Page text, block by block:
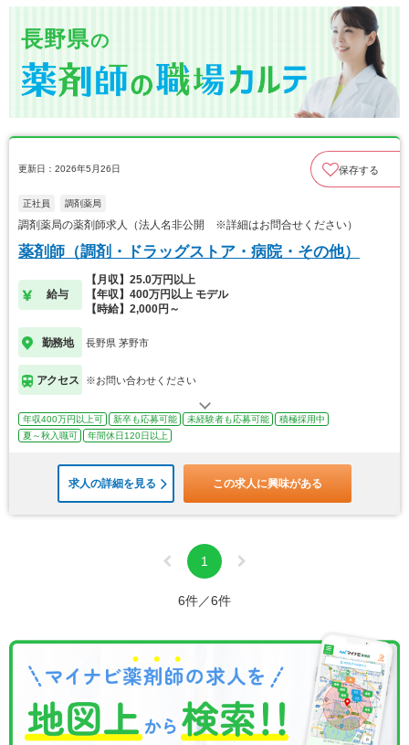
長野県の
更新日：2026年5月26日 保存する
正社員 調剤薬局
調剤薬局の薬剤師求人（法人名非公開 ※詳細はお問合せください）
薬剤師（調剤・ドラッグストア・病院・その他）
給与
【月収】25.0万円以上
【年収】400万円以上 モデル
【時給】2,000円～
勤務地 長野県 茅野市
アクセス ※お問い合わせください
年収400万円以上可 新卒も応募可能 未経験者も応募可能
積極採用中
夏～秋入職可
年間休日120日以上
求人の詳細を見る この求人に興味がある
1
6件／6件